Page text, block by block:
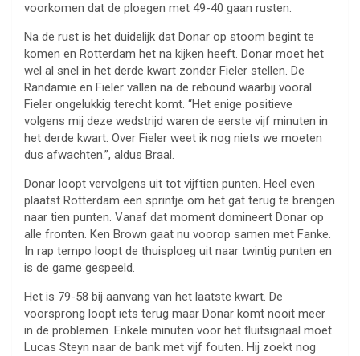
voorkomen dat de ploegen met 49-40 gaan rusten.
Na de rust is het duidelijk dat Donar op stoom begint te
komen en Rotterdam het na kijken heeft. Donar moet het
wel al snel in het derde kwart zonder Fieler stellen. De
Randamie en Fieler vallen na de rebound waarbij vooral
Fieler ongelukkig terecht komt. “Het enige positieve
volgens mij deze wedstrijd waren de eerste vijf minuten in
het derde kwart. Over Fieler weet ik nog niets we moeten
dus afwachten.”, aldus Braal.
Donar loopt vervolgens uit tot vijftien punten. Heel even
plaatst Rotterdam een sprintje om het gat terug te brengen
naar tien punten. Vanaf dat moment domineert Donar op
alle fronten. Ken Brown gaat nu voorop samen met Fanke.
In rap tempo loopt de thuisploeg uit naar twintig punten en
is de game gespeeld.
Het is 79-58 bij aanvang van het laatste kwart. De
voorsprong loopt iets terug maar Donar komt nooit meer
in de problemen. Enkele minuten voor het fluitsignaal moet
Lucas Steyn naar de bank met vijf fouten. Hij zoekt nog